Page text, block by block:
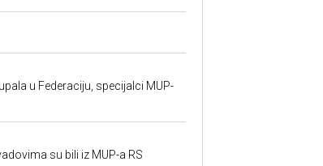
u Federaciju, specijalci MUP-
su bili iz MUP-a RS